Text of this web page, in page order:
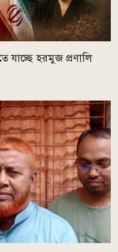
যাচ্ছে হরমুজ প্রণালি